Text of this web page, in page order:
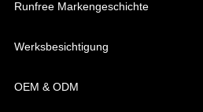
Runfree Markengeschichte
Werksbesichtigung
OEM & ODM